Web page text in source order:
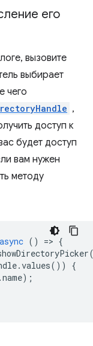
его
вызовите
выбирает
чего
,
доступ к
будет доступ
вам нужен
методу
async () => {
.values())
{
.name);